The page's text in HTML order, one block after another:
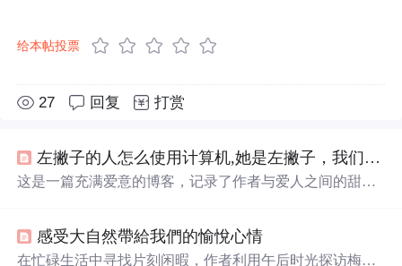
给本帖投票
27 回复 打赏
左撇子的人怎么使用计算机,她是左撇子，我们吃饭都可以手牵手
这是一篇充满爱意的博客，记录了作者与爱人之间的甜蜜
暖的人，一起经历生活的点点滴滴，无论风雨，都愿意携
手共度。
感受大自然帶給我們的愉悅心情
在忙碌生活中寻找片刻闲暇，作者利用午后时光探访梅